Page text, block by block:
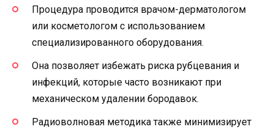
Процедура проводится врачом-дерматологом
или косметологом с использованием
специализированного оборудования.
Она позволяет избежать риска рубцевания и
инфекций, которые часто возникают при
механическом удалении бородавок.
Радиоволновая методика также минимизирует